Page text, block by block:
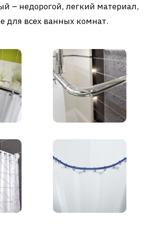
– недорогой, легкий материал,
для всех ванных комнат.